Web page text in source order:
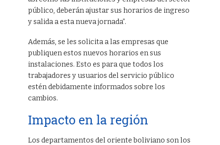
público, deberán ajustar sus horarios de ingreso
y salida a esta nueva jornada”.
Además, se les solicita a las empresas que
publiquen estos nuevos horarios en sus
instalaciones. Esto es para que todos los
trabajadores y usuarios del servicio público
estén debidamente informados sobre los
cambios.
Impacto en la región
Los departamentos del oriente boliviano son los